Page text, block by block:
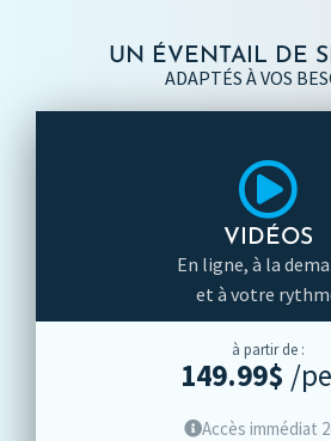
UN ÉVENTAIL DE
ADAPTÉS À VOS
VIDÉOS
En ligne, à la
et à votre
à partir de :
149.99$ /
Accès immédiat